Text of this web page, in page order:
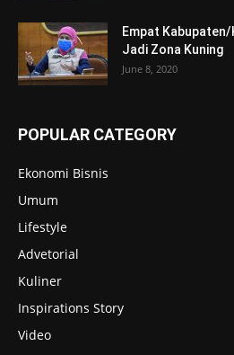
Empat
Jadi Zona Kuning
June 8, 2020
POPULAR CATEGORY
Ekonomi Bisnis
Umum
Lifestyle
Advetorial
Kuliner
Inspirations Story
Video